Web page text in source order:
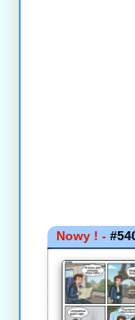
Nowy ! -